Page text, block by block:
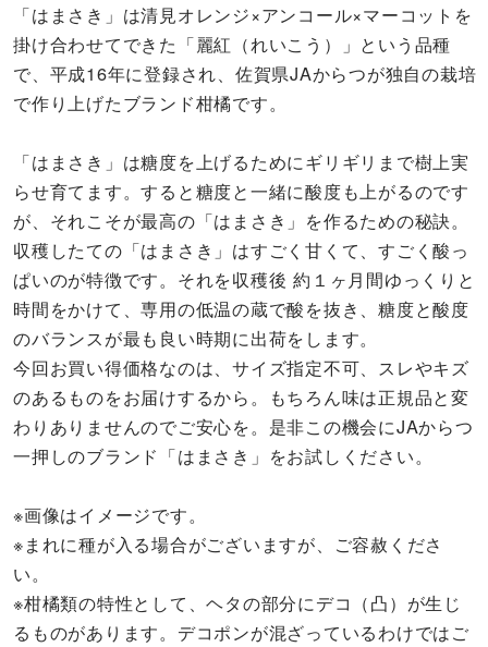
「はまさき」は清見オレンジ×アンコール×マーコットを
掛け合わせてできた「麗紅（れいこう）」という品種
で、平成16年に登録され、佐賀県JAからつが独自の栽培
で作り上げたブランド柑橘です。
「はまさき」は糖度を上げるためにギリギリまで樹上実
らせ育てます。すると糖度と一緒に酸度も上がるのです
が、それこそが最高の「はまさき」を作るための秘訣。
収穫したての「はまさき」はすごく甘くて、すごく酸っ
ぱいのが特徴です。それを収穫後 約１ヶ月間ゆっくりと
時間をかけて、専用の低温の蔵で酸を抜き、糖度と酸度
のバランスが最も良い時期に出荷をします。
今回お買い得価格なのは、サイズ指定不可、スレやキズ
のあるものをお届けするから。もちろん味は正規品と変
わりありませんのでご安心を。是非この機会にJAからつ
一押しのブランド「はまさき」をお試しください。
※画像はイメージです。
※まれに種が入る場合がございますが、ご容赦くださ
い。
※柑橘類の特性として、ヘタの部分にデコ（凸）が生じ
るものがあります。デコポンが混ざっているわけではご